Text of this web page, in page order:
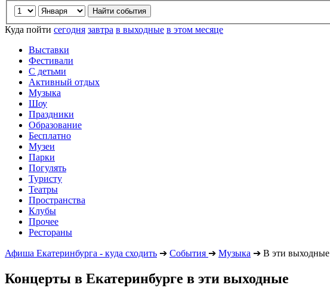
Куда пойти сегодня завтра в выходные в этом месяце
Выставки
Фестивали
С детьми
Активный отдых
Музыка
Шоу
Праздники
Образование
Бесплатно
Музеи
Парки
Погулять
Туристу
Театры
Пространства
Клубы
Прочее
Рестораны
Афиша Екатеринбурга - куда сходить ➔ События ➔ Музыка ➔ В эти выходные
Концерты в Екатеринбурге в эти выходные